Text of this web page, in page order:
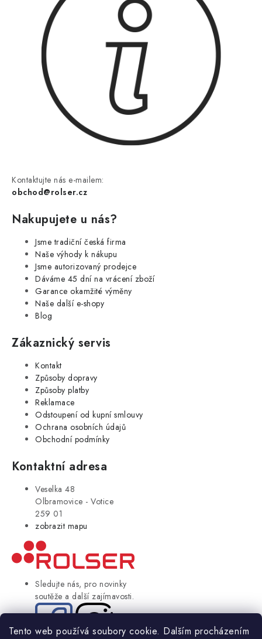
Tento web používá soubory cookie. Dalším procházením
Kontaktujte nás e-mailem:
obchod@rolser.cz
Nakupujete u nás?
Jsme tradiční česká firma
Naše výhody k nákupu
Jsme autorizovaný prodejce
Dáváme 45 dní na vrácení zboží
Garance okamžité výměny
Naše další e-shopy
Blog
Zákaznický servis
Kontakt
Způsoby dopravy
Způsoby platby
Reklamace
Odstoupení od kupní smlouvy
Ochrana osobních údajů
Obchodní podmínky
Kontaktní adresa
Veselka 48
Olbramovice - Votice
259 01
zobrazit mapu
Sledujte nás, pro novinky
soutěže a další zajímavosti.